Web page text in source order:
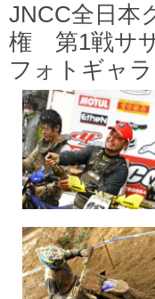
JNCC全日本
権 第1戦サ
フォトギャラ